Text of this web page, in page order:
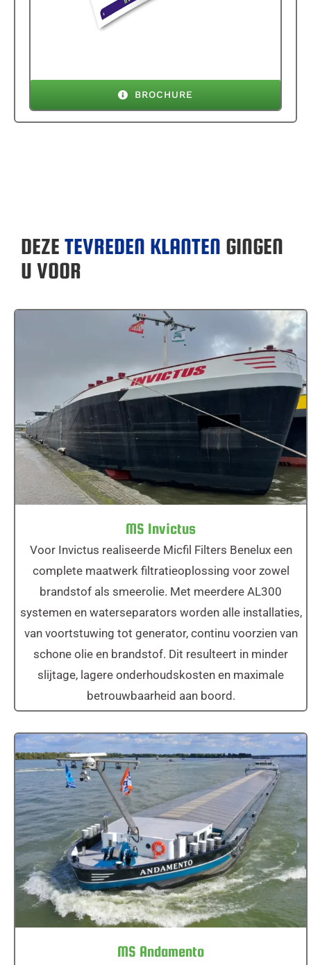
BROCHURE
DEZE TEVREDEN KLANTEN GINGEN
U VOOR
MS Invictus
MS Invictus
Voor Invictus realiseerde Micfil Filters Benelux een
complete maatwerk filtratieoplossing voor zowel
brandstof als smeerolie. Met meerdere AL300
systemen en waterseparators worden alle installaties,
van voortstuwing tot generator, continu voorzien van
schone olie en brandstof. Dit resulteert in minder
slijtage, lagere onderhoudskosten en maximale
betrouwbaarheid aan boord.
MS Andamento
MS Andamento